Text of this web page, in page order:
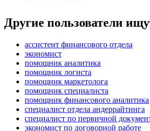
Другие пользователи
ассистент финансового отдела
экономист
помощник аналитика
помощник логиста
помощник маркетолога
помощник специалиста
помощник финансового аналитика
специалист отдела андеррайтинга
специалист по первичной
экономист по договорной работе